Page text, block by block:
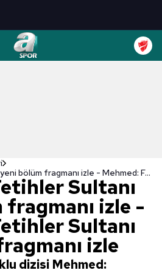
Mehmed: Fetihler Sultanı yeni bölüm fragmanı izle - Mehmed: Fetihler Sultanı 28. bölüm fragmanı izle
Sultanı
izle -
Sultanı
izle
dizisi Mehmed: